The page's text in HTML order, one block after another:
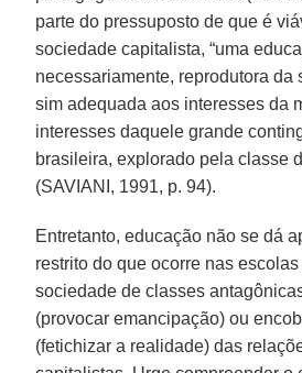
parte do pressuposto de que é
sociedade capitalista, “uma
necessariamente, reprodutora da
sim adequada aos interesses da
interesses daquele grande
brasileira, explorado pela classe
(SAVIANI, 1991, p. 94).
Entretanto, educação não se dá
restrito do que ocorre nas
sociedade de classes
(provocar emancipação) ou
(fetichizar a realidade) das